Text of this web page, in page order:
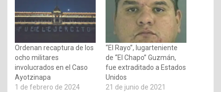
Ordenan recaptura de los
ocho militares
involucrados en el Caso
Ayotzinapa
1 de febrero de 2024
“El Rayo”, lugarteniente
de “El Chapo” Guzmán,
fue extraditado a Estados
Unidos
21 de junio de 2021